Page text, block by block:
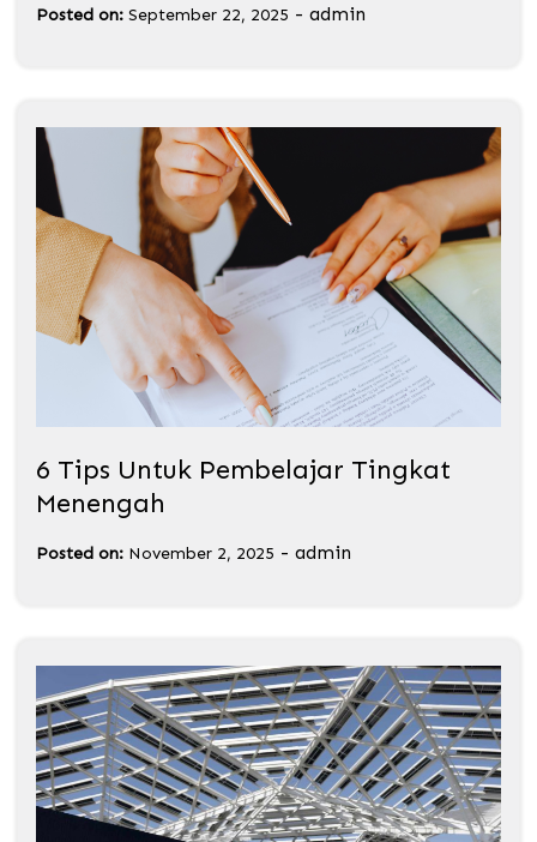
Posted on: September 22, 2025 - admin
6 Tips Untuk Pembelajar Tingkat
Menengah
Posted on: November 2, 2025 - admin